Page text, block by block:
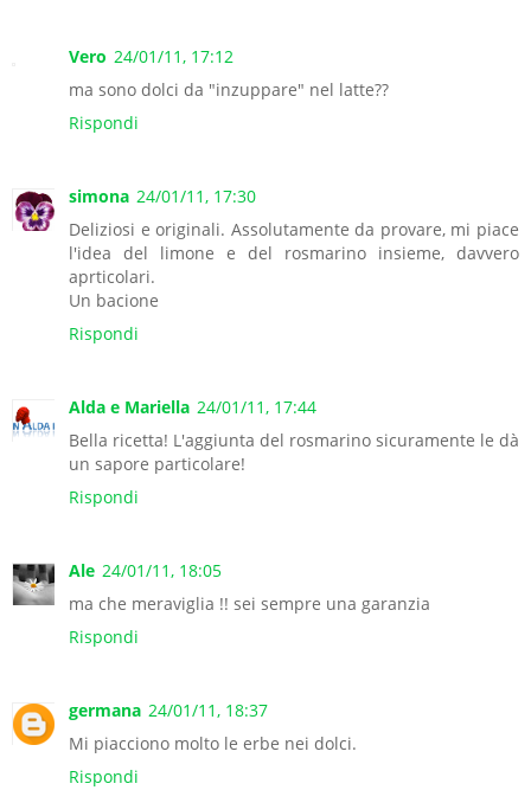
Vero 24/01/11, 17:12
ma sono dolci da "inzuppare" nel latte??
Rispondi
simona 24/01/11, 17:30
Deliziosi e originali. Assolutamente da provare, mi piace
l'idea del limone e del rosmarino insieme, davvero
aprticolari.
Un bacione
Rispondi
Alda e Mariella 24/01/11, 17:44
Bella ricetta! L'aggiunta del rosmarino sicuramente le dà
un sapore particolare!
Rispondi
Ale 24/01/11, 18:05
ma che meraviglia !! sei sempre una garanzia
Rispondi
germana 24/01/11, 18:37
Mi piacciono molto le erbe nei dolci.
Rispondi